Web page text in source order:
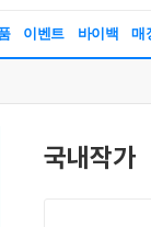
이벤트 바이백 매
국내작가